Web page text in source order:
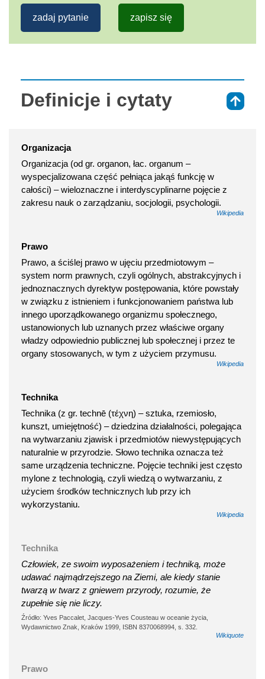
zadaj pytanie zapisz się
Definicje i cytaty
Organizacja
Organizacja (od gr. organon, łac. organum –
wyspecjalizowana część pełniąca jakąś funkcję w
całości) – wieloznaczne i interdyscyplinarne pojęcie z
zakresu nauk o zarządzaniu, socjologii, psychologii.
Wikipedia
Prawo
Prawo, a ściślej prawo w ujęciu przedmiotowym –
system norm prawnych, czyli ogólnych, abstrakcyjnych i
jednoznacznych dyrektyw postępowania, które powstały
w związku z istnieniem i funkcjonowaniem państwa lub
innego uporządkowanego organizmu społecznego,
ustanowionych lub uznanych przez właściwe organy
władzy odpowiednio publicznej lub społecznej i przez te
organy stosowanych, w tym z użyciem przymusu.
Wikipedia
Technika
Technika (z gr. technē (τέχνη) – sztuka, rzemiosło,
kunszt, umiejętność) – dziedzina działalności, polegająca
na wytwarzaniu zjawisk i przedmiotów niewystępujących
naturalnie w przyrodzie. Słowo technika oznacza też
same urządzenia techniczne. Pojęcie techniki jest często
mylone z technologią, czyli wiedzą o wytwarzaniu, z
użyciem środków technicznych lub przy ich
wykorzystaniu.
Wikipedia
Technika
Człowiek, ze swoim wyposażeniem i techniką, może
udawać najmądrzejszego na Ziemi, ale kiedy stanie
twarzą w twarz z gniewem przyrody, rozumie, że
zupełnie się nie liczy.
Źródło: Yves Paccalet, Jacques-Yves Cousteau w oceanie życia,
Wydawnictwo Znak, Kraków 1999, ISBN 8370068994, s. 332.
Wikiquote
Prawo